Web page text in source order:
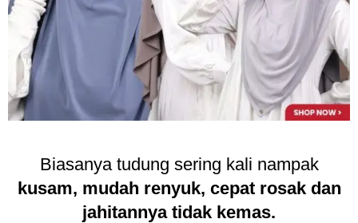
Biasanya tudung sering kali nampak
kusam, mudah renyuk, cepat rosak dan
jahitannya tidak kemas.